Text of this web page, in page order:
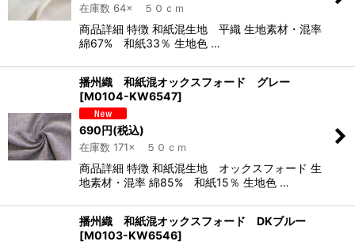
在庫数 64× ５０ｃｍ
商品詳細 特徴 和紙混生地 平織 生地素材・混率
綿67% 和紙33％ 生地色 …
播州織 和紙混オックスフォード グレー
[M0104-KW6547]
690円(税込)
在庫数 171× ５０ｃｍ
商品詳細 特徴 和紙混生地 オックスフォード 生
地素材・混率 綿85% 和紙15％ 生地色 …
播州織 和紙混オックスフォード DKブルー
[M0103-KW6546]